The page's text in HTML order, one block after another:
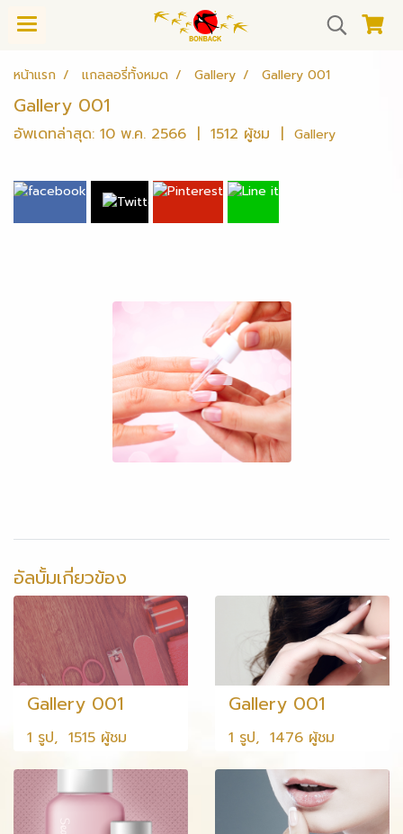
หน้าแรก แกลลอรี่ทั้งหมด Gallery Gallery 001
Gallery 001
อัพเดทล่าสุด: 10 พ.ค. 2566 | 1512 ผู้ชม | Gallery
อัลบั้มเกี่ยวข้อง
Gallery 001
1 รูป, 1515 ผู้ชม
Gallery 001
1 รูป, 1476 ผู้ชม